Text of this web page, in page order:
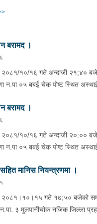
बरामद ।
न.पा ०५ बबई चेक पोष्ट स्थित
सुर्खेत तर्फ आउदै गरेको क.प्र.
आईटमको सामन कुर्ता सुरुवाल ३०
६ पिस अन्दाजी मुल्य ३२,२००।-
बरामद गरी पोष्टको नियन्त्रणमा
बरामद ।
न.पा ०५ बबई चेक पोष्ट स्थित
दैलेखतर्फ आउदै गरेको क.प्र.
आईटमको सामन कुर्ता सुरुवाल ४० पिस
हजार) बराबरको सामन बरामद गरी
स्थान तर्फ पठाएको ।
मानिस नियन्त्रणमा ।
न.पा. ३ मुलपानीचोक नजिक जिल्ला